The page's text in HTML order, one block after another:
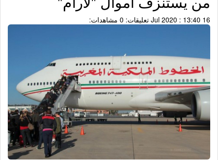
16 Jul 2020 : 13:40 تعليقات: 0 مشاهدات: